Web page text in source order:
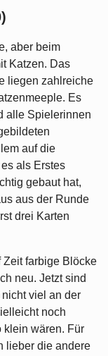
aber beim
Katzen. Das
liegen zahlreiche
Es
alle Spielerinnen
auf die
als Erstes
gebaut hat,
aus der Runde
drei Karten
Zeit farbige Blöcke
neu. Jetzt sind
viel an der
noch
klein wären. Für
lieber die andere